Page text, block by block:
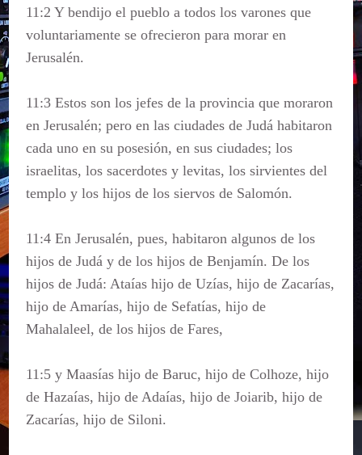
11:2 Y bendijo el pueblo a todos los varones que
voluntariamente se ofrecieron para morar en
Jerusalén.
11:3 Estos son los jefes de la provincia que moraron
en Jerusalén; pero en las ciudades de Judá habitaron
cada uno en su posesión, en sus ciudades; los
israelitas, los sacerdotes y levitas, los sirvientes del
templo y los hijos de los siervos de Salomón.
11:4 En Jerusalén, pues, habitaron algunos de los
hijos de Judá y de los hijos de Benjamín. De los
hijos de Judá: Ataías hijo de Uzías, hijo de Zacarías,
hijo de Amarías, hijo de Sefatías, hijo de
Mahalaleel, de los hijos de Fares,
11:5 y Maasías hijo de Baruc, hijo de Colhoze, hijo
de Hazaías, hijo de Adaías, hijo de Joiarib, hijo de
Zacarías, hijo de Siloni.